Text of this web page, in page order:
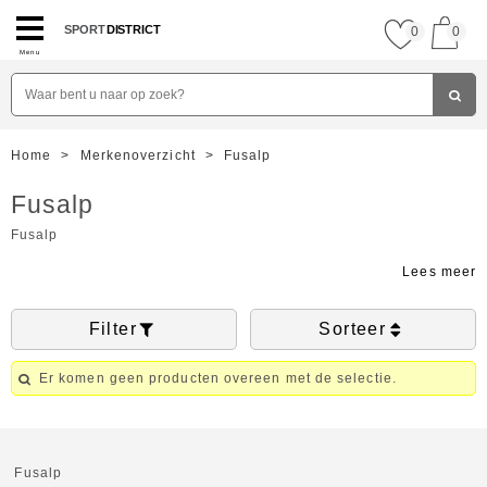
Menu
SPORTDISTRICT 0 0
Home > Merkenoverzicht > Fusalp
Fusalp
Fusalp
Filter Sorteer
Er komen geen producten overeen met de selectie.
Fusalp